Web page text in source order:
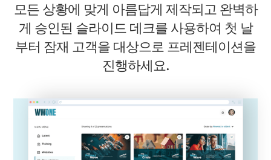
모든 상황에 맞게 아름답게 제작되고 완벽하
게 승인된 슬라이드 데크를 사용하여 첫 날
부터 잠재 고객을 대상으로 프레젠테이션을
진행하세요.